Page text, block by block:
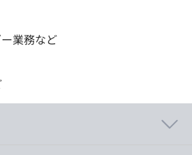
業務など